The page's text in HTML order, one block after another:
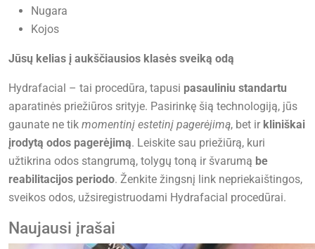
Nugara
Kojos
Jūsų kelias į aukščiausios klasės sveiką odą
Hydrafacial – tai procedūra, tapusi pasauliniu standartu
aparatinės priežiūros srityje. Pasirinkę šią technologiją, jūs
gaunate ne tik momentinį estetinį pagerėjimą, bet ir kliniškai
įrodytą odos pagerėjimą. Leiskite sau priežiūrą, kuri
užtikrina odos stangrumą, tolygų toną ir švarumą be
reabilitacijos periodo. Ženkite žingsnį link nepriekaištingos,
sveikos odos, užsiregistruodami Hydrafacial procedūrai.
Naujausi įrašai